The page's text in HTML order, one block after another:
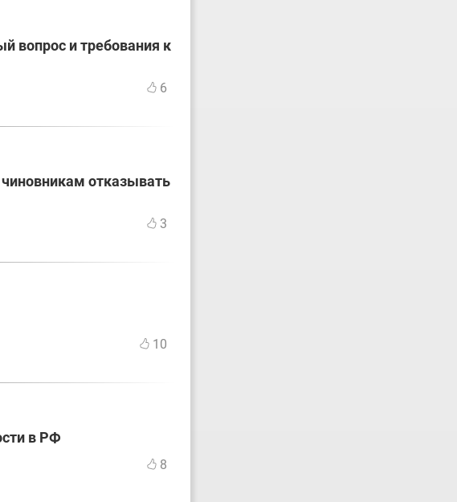
вопрос и требования к
6
отказывать
3
10
в РФ
8